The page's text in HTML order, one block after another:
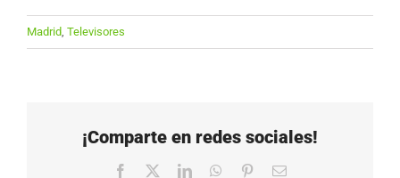
Madrid Televisores
¡Comparte en redes sociales!
Facebook LinkedInWhatsApp
PinterestCorreo